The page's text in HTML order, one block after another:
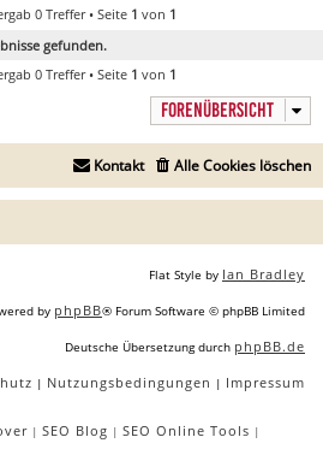
0 Treffer • Seite 1 von 1
gefunden.
0 Treffer • Seite 1 von 1
FORENÜBERSICHT
Alle Cookies löschen
Kontakt
Flat Style by Ian Bradley
by phpBB® Forum Software © phpBB Limited
Deutsche Übersetzung durch phpBB.de
| Nutzungsbedingungen | Impressum
| SEO Blog | SEO Online Tools |